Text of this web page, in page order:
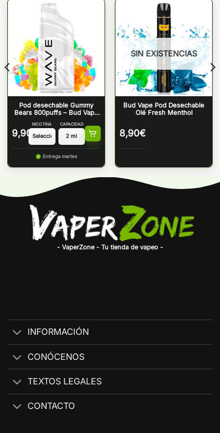
Pod desechable Gummy
Bears 800puffs – Bud Vape
9,90 €
NICOTINA CAPACIDAD
Entrega martes
SIN EXISTENCIAS
Bud Vape Pod Desechable
Olé Fresh Menthol
8,90€
- VaperZone - Tu tienda de vapeo -
INFORMACIÓN
CONÓCENOS
TEXTOS LEGALES
CONTACTO